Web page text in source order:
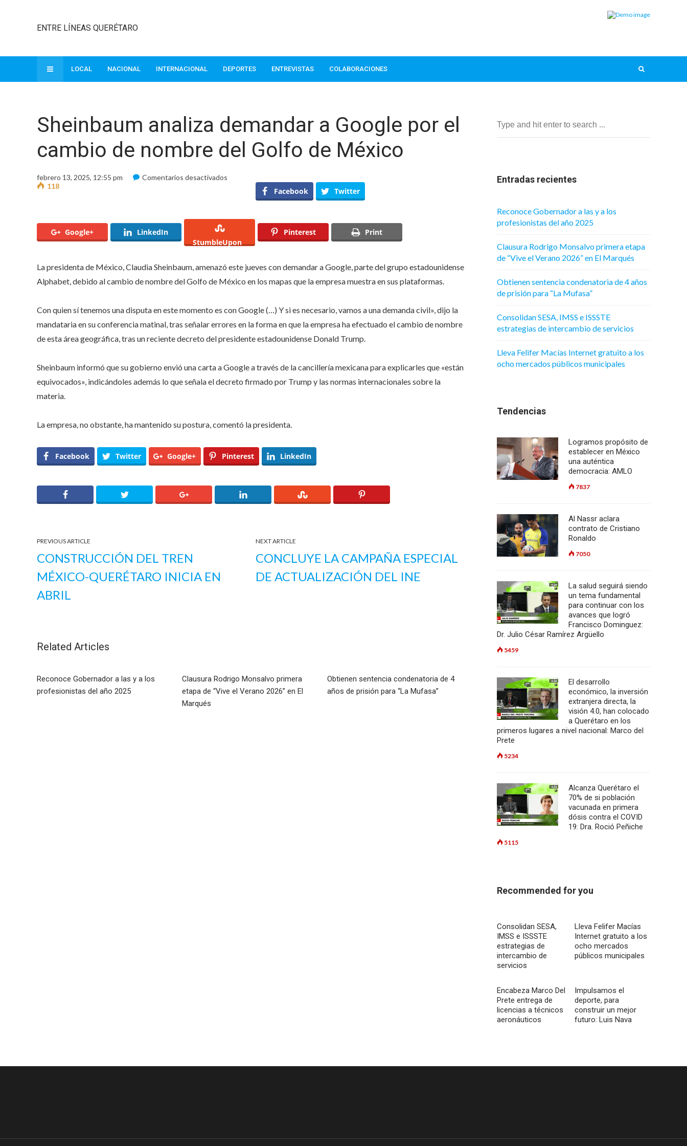
ENTRE LÍNEAS QUERÉTARO
LOCAL NACIONAL INTERNACIONAL DEPORTES ENTREVISTAS COLABORACIONES
Sheinbaum analiza demandar a Google por el
cambio de nombre del Golfo de México
febrero 13, 2025, 12:55 pm Comentarios desactivados
Sheinbaum
demandar
Google
cambio
nombre
del Golfo
de
118
Facebook Twitter
Google+
LinkedIn
StumbleUpon
Pinterest Print
La presidenta de México, Claudia Sheinbaum , amenazó este jueves con demandar a Google, parte del grupo estadounidense
Alphabet, debido al cambio de nombre delGolfo de México en los mapas que la empresa muestra en sus plataformas.
Con quien sí tenemos una disputa en este momento es con Google (…) Y si es necesario, vamos a una demanda civil», dijo la
mandataria en su conferencia matinal, tras señalar errores en la forma en que la empresa ha efectuado el cambio de nombre
de esta área geográfica, tras un reciente decreto del presidente estadounidense Donald Trump
Sheinbaum informó que su gobierno envió una carta a Google a través de la cancillería mexicana para explicarles que «están
equivocados», indicándoles además lo que señala el decreto firmado por Trump y las normas internacionales sobre la
materia.
La empresa, no obstante, ha mantenido su postura, comentó la presidenta.
Facebook Twitter Google+ Pinterest LinkedIn
PREVIOUS ARTICLE
CONSTRUCCIÓN DEL TREN
MÉXICO-QUERÉTARO INICIA EN
ABRIL
NEXT ARTICLE
CONCLUYE LA CAMPAÑA ESPECIAL
DE ACTUALIZACIÓN DEL INE
Related Articles
Reconoce Gobernador a las y a los
profesionistas del año 2025
Clausura Rodrigo Monsalvo primera
etapa de “Vive el Verano 2026” en El
Marqués
Obtienen sentencia condenatoria de 4
años de prisión para “La Mufasa”
Entradas recientes
Reconoce Gobernador a las y a los
profesionistas del año 2025
Clausura Rodrigo Monsalvo primera etapa
de “Vive el Verano 2026” en El Marqués
Obtienen sentencia condenatoria de 4 años
de prisión para “La Mufasa”
Consolidan SESA, IMSS e ISSSTE
estrategias de intercambio de servicios
Lleva Felifer Macías Internet gratuito a los
ocho mercados públicos municipales
Tendencias
Logramos propósito de
establecer en México
una auténtica
democracia: AMLO
7837
Al Nassr aclara
contrato de Cristiano
Ronaldo
7050
La salud seguirá siendo
un tema fundamental
para continuar con los
avances que logró
Francisco Dominguez:
Dr. Julio César Ramírez Argüello
5459
El desarrollo
económico, la inversión
extranjera directa, la
visión 4.0, han colocado
a Querétaro en los
primeros lugares a nivel nacional: Marco del
Prete
5234
Alcanza Querétaro el
70% de si población
vacunada en primera
dósis contra el COVID
19: Dra. Roció Peñiche
5115
Recommended for you
Consolidan SESA,
IMSS e ISSSTE
estrategias de
intercambio de
servicios
Lleva Felifer Macías
Internet gratuito a los
ocho mercados
públicos municipales
Encabeza Marco Del
Prete entrega de
licencias a técnicos
aeronáuticos
Impulsamos el
deporte, para
construir un mejor
futuro: Luis Nava